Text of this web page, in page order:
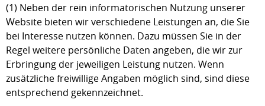
(1) Neben der rein informatorischen Nutzung unserer
Website bieten wir verschiedene Leistungen an, die Sie
bei Interesse nutzen können. Dazu müssen Sie in der
Regel weitere persönliche Daten angeben, die wir zur
Erbringung der jeweiligen Leistung nutzen. Wenn
zusätzliche freiwillige Angaben möglich sind, sind diese
entsprechend gekennzeichnet.